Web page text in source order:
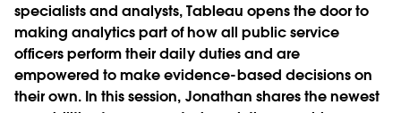
specialists and analysts, Tableau opens the door to
making analytics part of how all public service
officers perform their daily duties and are
empowered to make evidence-based decisions on
their own. In this session, Jonathan shares the newest